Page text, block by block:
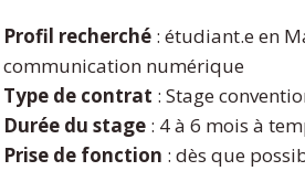
Profil recherché : étudiant.e en
communication numérique
Type de contrat : Stage
Durée du stage : 4 à 6 mois à
Prise de fonction : dès que